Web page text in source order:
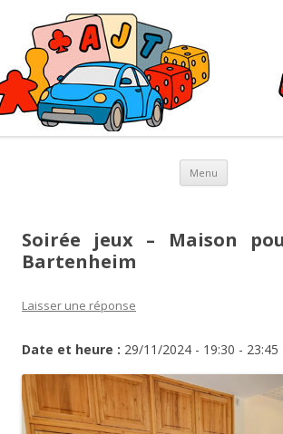
AJT – Association
Touristiques et de
Buschwiller et
Association des Jeux Touristiques et de tables
Menu Aller au
Soirée jeux – Maison
Bartenheim
Laisser une réponse
Date et heure : 29/11/2024 - 19:30 - 23:45